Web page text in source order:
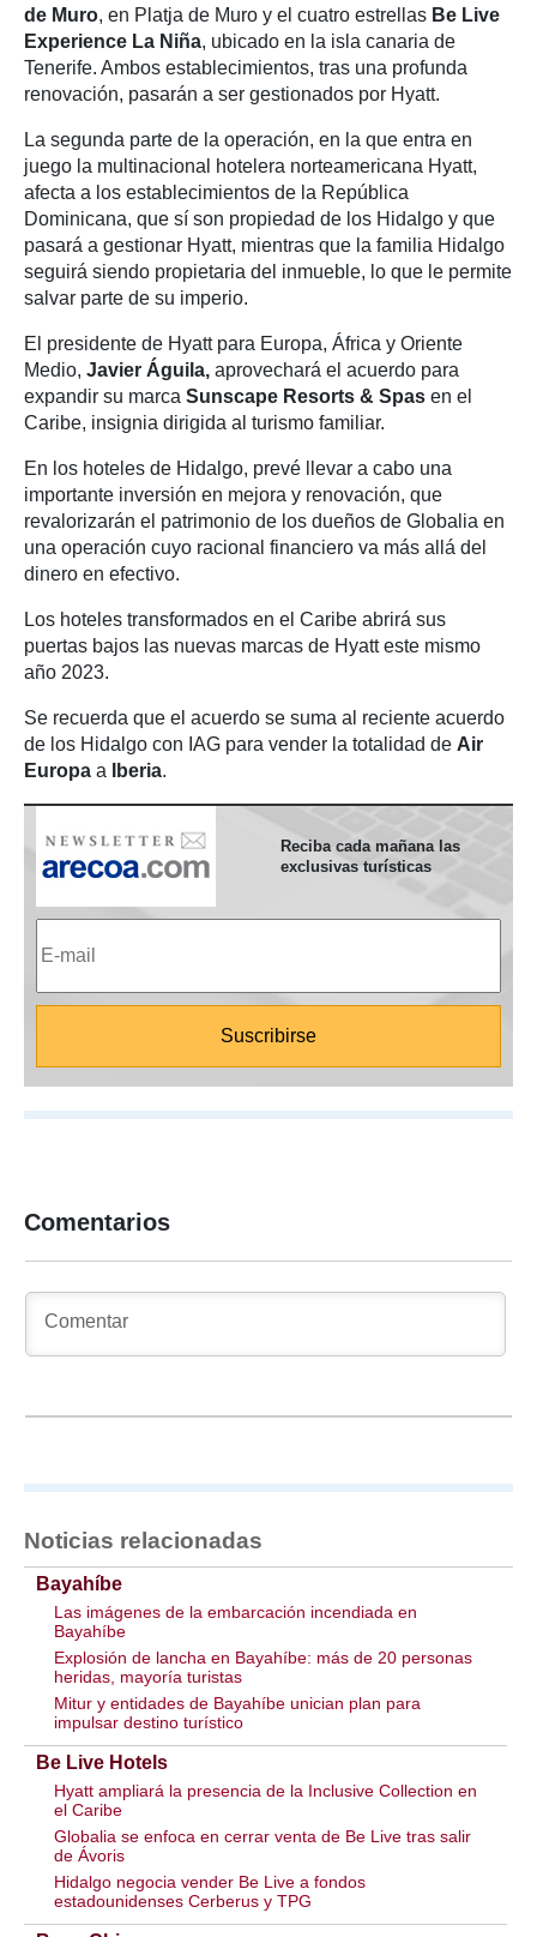
de Muro, en Platja de Muro y el cuatro estrellas Be Live
Experience La Niña, ubicado en la isla canaria de
Tenerife. Ambos establecimientos, tras una profunda
renovación, pasarán a ser gestionados por Hyatt.
La segunda parte de la operación, en la que entra en
juego la multinacional hotelera norteamericana Hyatt,
afecta a los establecimientos de la República
Dominicana, que sí son propiedad de los Hidalgo y que
pasará a gestionar Hyatt, mientras que la familia Hidalgo
seguirá siendo propietaria del inmueble, lo que le permite
salvar parte de su imperio.
El presidente de Hyatt para Europa, África y Oriente
Medio, Javier Águila, aprovechará el acuerdo para
expandir su marca Sunscape Resorts & Spas en el
Caribe, insignia dirigida al turismo familiar.
En los hoteles de Hidalgo, prevé llevar a cabo una
importante inversión en mejora y renovación, que
revalorizarán el patrimonio de los dueños de Globalia en
una operación cuyo racional financiero va más allá del
dinero en efectivo.
Los hoteles transformados en el Caribe abrirá sus
puertas bajos las nuevas marcas de Hyatt este mismo
año 2023.
Se recuerda que el acuerdo se suma al reciente acuerdo
de los Hidalgo con IAG para vender la totalidad de Air
Europa a Iberia.
Reciba cada mañana las
exclusivas turísticas
Comentarios
Noticias relacionadas
Bayahíbe
Las imágenes de la embarcación incendiada en
Bayahíbe
Explosión de lancha en Bayahíbe: más de 20 personas
heridas, mayoría turistas
Mitur y entidades de Bayahíbe unician plan para
impulsar destino turístico
Be Live Hotels
Hyatt ampliará la presencia de la Inclusive Collection en
el Caribe
Globalia se enfoca en cerrar venta de Be Live tras salir
de Ávoris
Hidalgo negocia vender Be Live a fondos
estadounidenses Cerberus y TPG